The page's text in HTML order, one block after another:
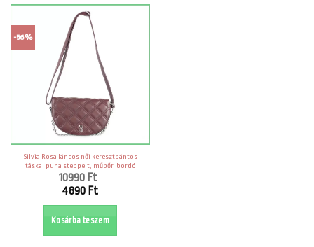
-56%
Silvia Rosa láncos női keresztpántos
táska, puha steppelt, műbőr, bordó
10990Ft
Original
10990 Ft.
4890 Ft
Current
price
is:
4890 Ft.
Kosárba teszem